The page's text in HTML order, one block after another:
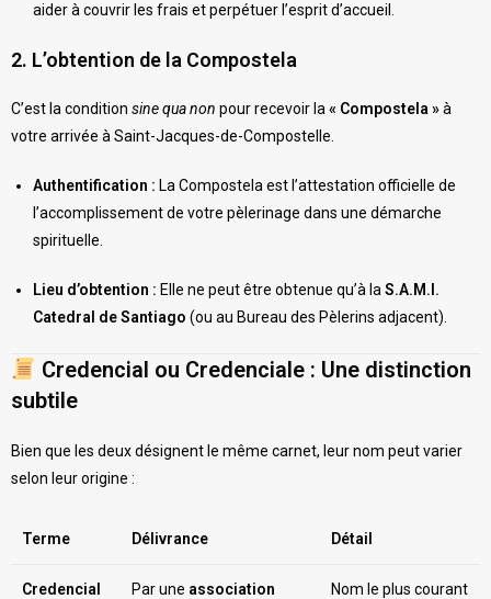
aider à couvrir les frais et perpétuer l’esprit d’accueil.
2. L’obtention de la Compostela
C’est la condition sine qua non pour recevoir la « Compostela »à
votre arrivée à Saint-Jacques-de-Compostelle.
Authentification : La Compostela est l’attestation officielle de
l’accomplissement de votre pèlerinage dans une démarche
spirituelle.
Lieu d’obtention : Elle ne peut être obtenue qu’à la S.A.M.I.
Catedral de Santiago (ou au Bureau des Pèlerins adjacent).
Credencial ou Credenciale : Une distinction
subtile
Bien que les deux désignent le même carnet, leur nom peut varier
selon leur origine :
Terme Délivrance Détail
Credencial Par une association
Nom le plus courant